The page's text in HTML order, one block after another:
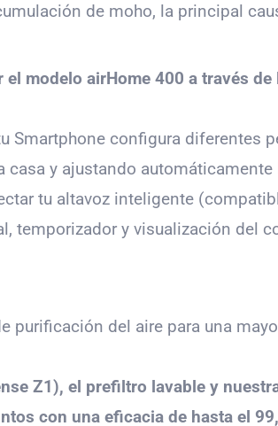
de moho, la principal
modelo airHome 400 a través
Smartphone configura diferentes
y ajustando
tu altavoz inteligente
temporizador y visualización del
purificación del aire para una
Z1), el prefiltro lavable y
con una eficacia de hasta el